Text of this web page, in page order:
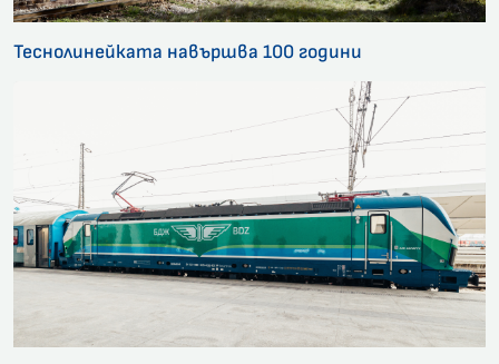
Теснолинейката навършва 100 години